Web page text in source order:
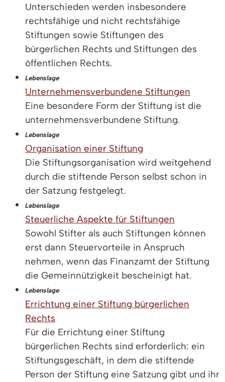
Unterschieden werden insbesondere
rechtsfähige und nicht rechtsfähige
Stiftungen sowie Stiftungen des
bürgerlichen Rechts und Stiftungen des
öffentlichen Rechts.
Lebenslage
Unternehmensverbundene Stiftungen
Eine besondere Form der Stiftung ist die
unternehmensverbundene Stiftung.
Lebenslage
Organisation einer Stiftung
Die Stiftungsorganisation wird weitgehend
durch die stiftende Person selbst schon in
der Satzung festgelegt.
Lebenslage
Steuerliche Aspekte für Stiftungen
Sowohl Stifter als auch Stiftungen können
erst dann Steuervorteile in Anspruch
nehmen, wenn das Finanzamt der Stiftung
die Gemeinnützigkeit bescheinigt hat.
Lebenslage
Errichtung einer Stiftung bürgerlichen
Rechts
Für die Errichtung einer Stiftung
bürgerlichen Rechts sind erforderlich: ein
Stiftungsgeschäft, in dem die stiftende
Person der Stiftung eine Satzung gibt und ihr